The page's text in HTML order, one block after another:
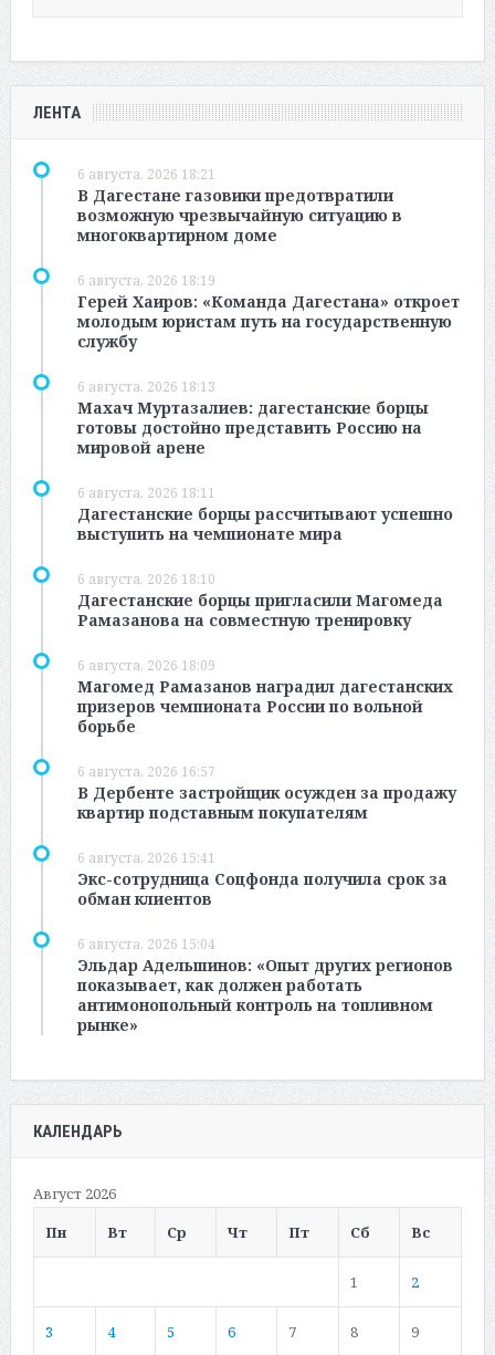
ЛЕНТА
6 августа, 2026 18:21
В Дагестане газовики предотвратили
возможную чрезвычайную ситуацию в
многоквартирном доме
6 августа, 2026 18:19
Герей Хаиров: «Команда Дагестана» откроет
молодым юристам путь на государственную
службу
6 августа, 2026 18:13
Махач Муртазалиев: дагестанские борцы
готовы достойно представить Россию на
мировой арене
6 августа, 2026 18:11
Дагестанские борцы рассчитывают успешно
выступить на чемпионате мира
6 августа, 2026 18:10
Дагестанские борцы пригласили Магомеда
Рамазанова на совместную тренировку
6 августа, 2026 18:09
Магомед Рамазанов наградил дагестанских
призеров чемпионата России по вольной
борьбе
6 августа, 2026 16:57
В Дербенте застройщик осужден за продажу
квартир подставным покупателям
6 августа, 2026 15:41
Экс-сотрудница Соцфонда получила срок за
обман клиентов
6 августа, 2026 15:04
Эльдар Адельшинов: «Опыт других регионов
показывает, как должен работать
антимонопольный контроль на топливном
рынке»
КАЛЕНДАРЬ
Август 2026
Пн
Вт Ср Чт Пт Сб Вс
1 2
3 4 5 6 7 8 9